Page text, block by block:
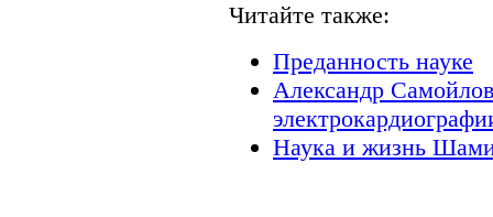
Читайте также:
Преданность науке
Александр
Наука и жизнь